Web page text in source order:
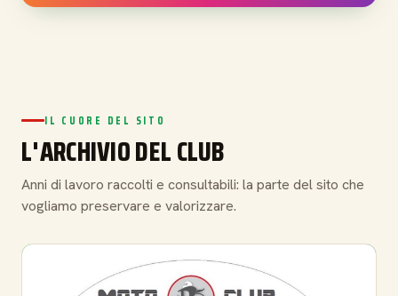
IL CUORE DEL SITO
L'ARCHIVIO DEL CLUB
Anni di lavoro raccolti e consultabili: la parte del sito che
vogliamo preservare e valorizzare.